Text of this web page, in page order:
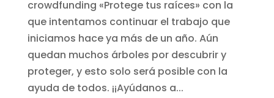
crowdfunding «Protege tus raíces» con la
que intentamos continuar el trabajo que
iniciamos hace ya más de un año. Aún
quedan muchos árboles por descubrir y
proteger, y esto solo será posible con la
ayuda de todos. ¡¡Ayúdanos a...